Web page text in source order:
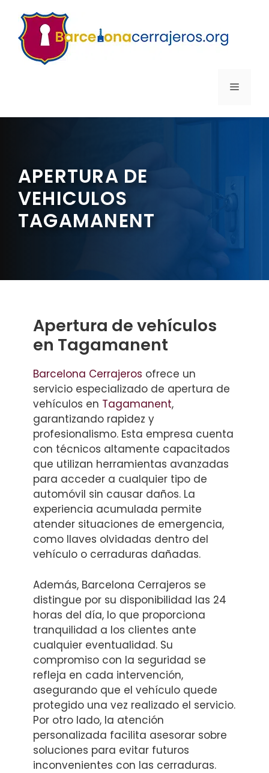
contenido
MENÚ
APERTURA DE
VEHICULOS
TAGAMANENT
Apertura de vehículos
en Tagamanent
Barcelona Cerrajeros ofrece un
servicio especializado de apertura de
vehículos en Tagamanent,
garantizando rapidez y
profesionalismo. Esta empresa cuenta
con técnicos altamente capacitados
que utilizan herramientas avanzadas
para acceder a cualquier tipo de
automóvil sin causar daños. La
experiencia acumulada permite
atender situaciones de emergencia,
como llaves olvidadas dentro del
vehículo o cerraduras dañadas.
Además, Barcelona Cerrajeros se
distingue por su disponibilidad las 24
horas del día, lo que proporciona
tranquilidad a los clientes ante
cualquier eventualidad. Su
compromiso con la seguridad se
refleja en cada intervención,
asegurando que el vehículo quede
protegido una vez realizado el servicio.
Por otro lado, la atención
personalizada facilita asesorar sobre
soluciones para evitar futuros
inconvenientes con las cerraduras.